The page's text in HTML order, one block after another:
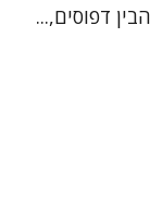
דפוסים,...